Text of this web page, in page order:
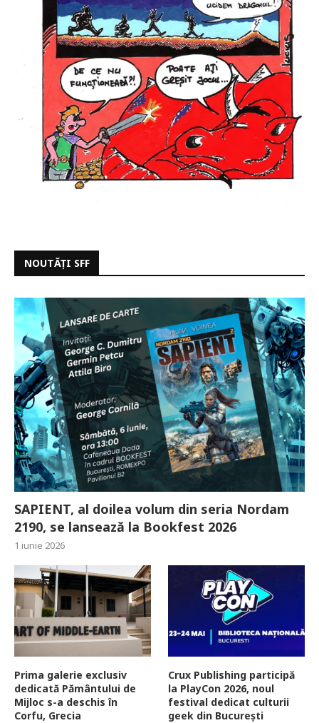
NOUTĂȚI SFF
SAPIENT, al doilea volum din seria Nordam
2190, se lansează la Bookfest 2026
1 iunie 2026
Prima galerie exclusiv
dedicată Pământului de
Mijloc s-a deschis în
Corfu, Grecia
Crux Publishing participă
la PlayCon 2026, noul
festival dedicat culturii
geek din București